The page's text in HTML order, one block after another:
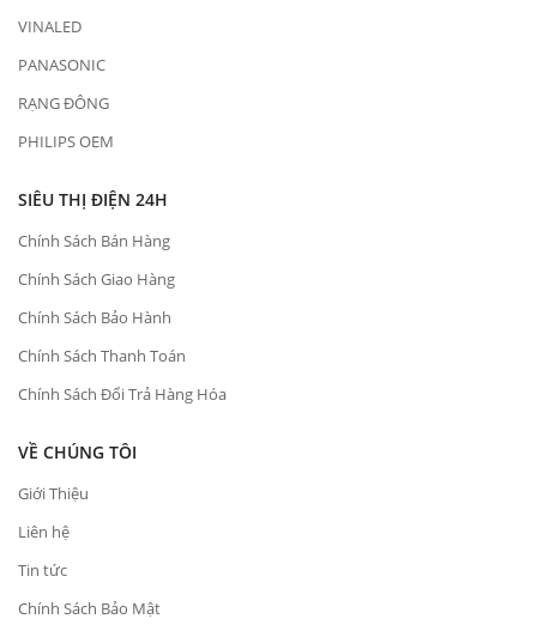
VINALED
PANASONIC
RẠNG ĐÔNG
PHILIPS OEM
SIÊU THỊ ĐIỆN 24H
Chính Sách Bán Hàng
Chính Sách Giao Hàng
Chính Sách Bảo Hành
Chính Sách Thanh Toán
Chính Sách Đổi Trả Hàng Hóa
VỀ CHÚNG TÔI
Giới Thiệu
Liên hệ
Tin tức
Chính Sách Bảo Mật